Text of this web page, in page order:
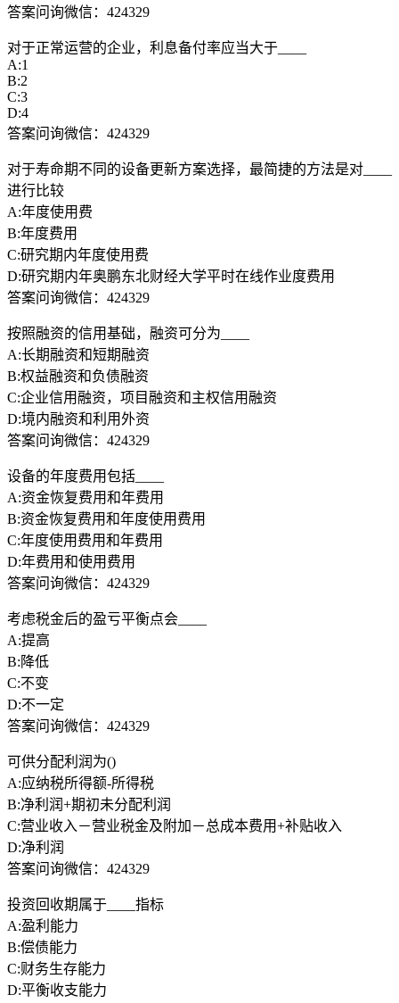
答案问询微信：424329
对于正常运营的企业，利息备付率应当大于____
A:1
B:2
C:3
D:4
答案问询微信：424329
对于寿命期不同的设备更新方案选择，最简捷的方法是对____
进行比较
A:年度使用费
B:年度费用
C:研究期内年度使用费
D:研究期内年奥鹏东北财经大学平时在线作业度费用
答案问询微信：424329
按照融资的信用基础，融资可分为____
A:长期融资和短期融资
B:权益融资和负债融资
C:企业信用融资，项目融资和主权信用融资
D:境内融资和利用外资
答案问询微信：424329
设备的年度费用包括____
A:资金恢复费用和年费用
B:资金恢复费用和年度使用费用
C:年度使用费用和年费用
D:年费用和使用费用
答案问询微信：424329
考虑税金后的盈亏平衡点会____
A:提高
B:降低
C:不变
D:不一定
答案问询微信：424329
可供分配利润为()
A:应纳税所得额-所得税
B:净利润+期初未分配利润
C:营业收入－营业税金及附加－总成本费用+补贴收入
D:净利润
答案问询微信：424329
投资回收期属于____指标
A:盈利能力
B:偿债能力
C:财务生存能力
D:平衡收支能力